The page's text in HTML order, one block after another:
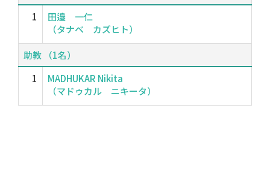
1
田邉 一仁
（タナベ カズヒト）
助教 （1名）
1
MADHUKAR Nikita
（マドゥカル ニキータ）